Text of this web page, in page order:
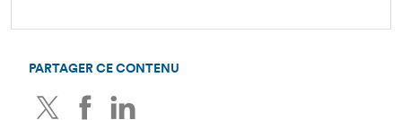
PARTAGER CE CONTENU
TwitterFacebook